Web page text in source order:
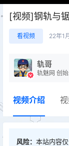
[视频]钢轨与
看视频 22年1
轨哥
轨魅网 创
视频介绍
风险： 本站内容